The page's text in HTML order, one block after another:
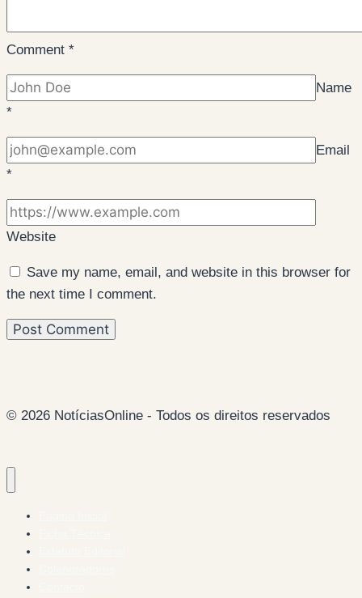
Comment *
Name
*
Email
*
Website
Save my name, email, and website in this browser for
the next time I comment.
© 2026 NotíciasOnline - Todos os direitos reservados